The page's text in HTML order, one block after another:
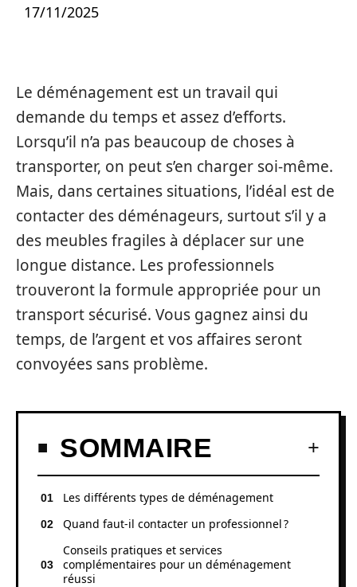
17/11/2025
Le déménagement est un travail qui
demande du temps et assez d’efforts.
Lorsqu’il n’a pas beaucoup de choses à
transporter, on peut s’en charger soi-même.
Mais, dans certaines situations, l’idéal est de
contacter des déménageurs, surtout s’il y a
des meubles fragiles à déplacer sur une
longue distance. Les professionnels
trouveront la formule appropriée pour un
transport sécurisé. Vous gagnez ainsi du
temps, de l’argent et vos affaires seront
convoyées sans problème.
SOMMAIRE
Les différents types de déménagement
Quand faut-il contacter un professionnel ?
Conseils pratiques et services
complémentaires pour un déménagement
réussi